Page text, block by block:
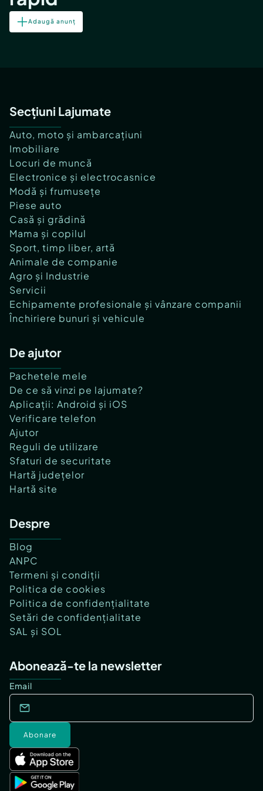
Adaugă anunț
Secțiuni Lajumate
Auto, moto și ambarcațiuni
Imobiliare
Locuri de muncă
Electronice și electrocasnice
Modă și frumusețe
Piese auto
Casă și grădină
Mama și copilul
Sport, timp liber, artă
Animale de companie
Agro și Industrie
Servicii
Echipamente profesionale și vânzare companii
Închiriere bunuri și vehicule
De ajutor
Pachetele mele
De ce să vinzi pe lajumate?
Aplicații: Android și iOS
Verificare telefon
Ajutor
Reguli de utilizare
Sfaturi de securitate
Hartă județelor
Hartă site
Despre
Blog
ANPC
Termeni și condiții
Politica de cookies
Politica de confidențialitate
Setări de confidențialitate
SAL și SOL
Abonează-te la newsletter
Email
Abonare